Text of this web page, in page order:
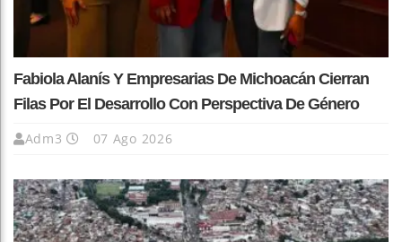
Fabiola Alanís Y Empresarias De Michoacán Cierran
Filas Por El Desarrollo Con Perspectiva De Género
Adm3 07 Ago 2026